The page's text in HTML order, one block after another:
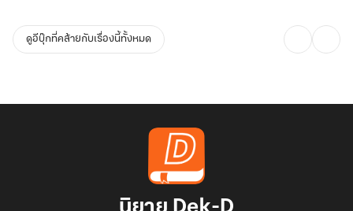
ดูอีบุ๊กที่คล้ายกับเรื่องนี้ทั้งหมด